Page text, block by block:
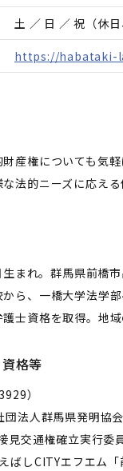
土 ／ 日 ／ 祝（休
https://habataki-
産権についても気
法的ニーズに応え
まれ。群馬県前橋市
ら、一橋大学法学
士資格を取得。地
格等
）
法人群馬県発明協
見交通権確立実行委
しCITYエフエム「